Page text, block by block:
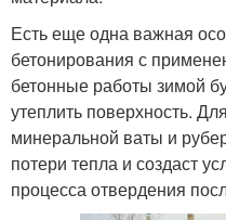
Есть еще одна важная
бетонирования с
бетонные работы зимой
утеплить поверхность.
минеральной ваты и
потери тепла и создаст
процесса отвердения